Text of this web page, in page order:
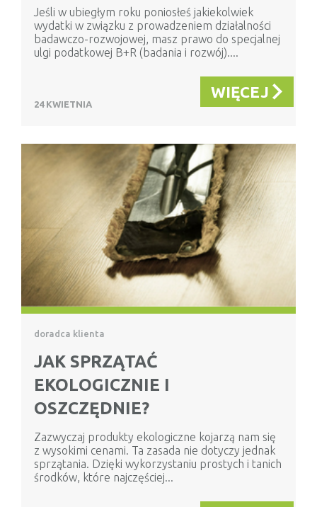
Jeśli w ubiegłym roku poniosłeś jakiekolwiek
wydatki w związku z prowadzeniem działalności
badawczo-rozwojowej, masz prawo do specjalnej
ulgi podatkowej B+R (badania i rozwój)....
24 KWIETNIA
WIĘCEJ
doradca klienta
JAK SPRZĄTAĆ
EKOLOGICZNIE I
OSZCZĘDNIE?
Zazwyczaj produkty ekologiczne kojarzą nam się
z wysokimi cenami. Ta zasada nie dotyczy jednak
sprzątania. Dzięki wykorzystaniu prostych i tanich
środków, które najczęściej...